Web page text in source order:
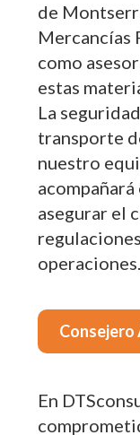
de
Mercancías
como
estas
La
transporte
nuestro
asegurar el
operaciones.
Consejero
En